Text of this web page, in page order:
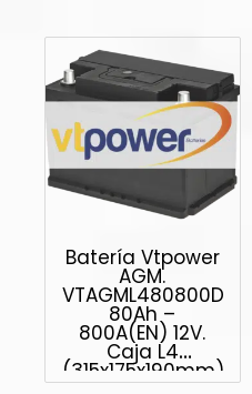
Batería Vtpower
AGM.
VTAGML480800D.
80Ah –
800A(EN) 12V.
Caja L4
(315x175x190mm)